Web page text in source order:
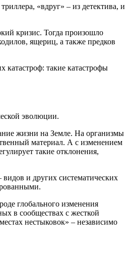
«вдруг» – из детектива, и
кризис. Тогда произошло
ящериц, а также предков
катастроф: такие катастрофы
эволюции.
жизни на Земле. На организмы
материал. А с изменением
такие отклонения,
и других систематических
глобального изменения
в сообществах с жесткой
нестыковок» – независимо